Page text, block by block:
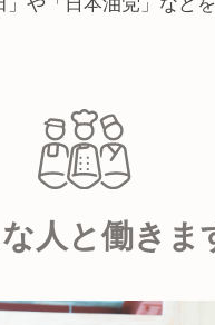
とラーメン事業部はお選
可能な限り考慮しますの
軽にご相談ください！
バー CONA
人と働きま